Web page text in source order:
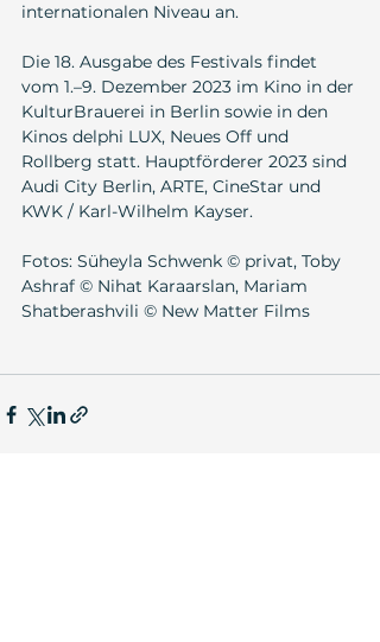
internationalen Niveau an.
Die 18. Ausgabe des Festivals findet
vom 1.–9. Dezember 2023 im Kino in der
KulturBrauerei in Berlin sowie in den
Kinos delphi LUX, Neues Off und
Rollberg statt. Hauptförderer 2023 sind
Audi City Berlin, ARTE, CineStar und
KWK / Karl-Wilhelm Kayser.
Fotos: Süheyla Schwenk © privat, Toby
Ashraf © Nihat Karaarslan, Mariam
Shatberashvili © New Matter Films